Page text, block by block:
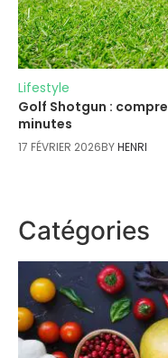
Lifestyle
Golf Shotgun :
minutes
17 FÉVRIER 2026BYHENRI
Catégories